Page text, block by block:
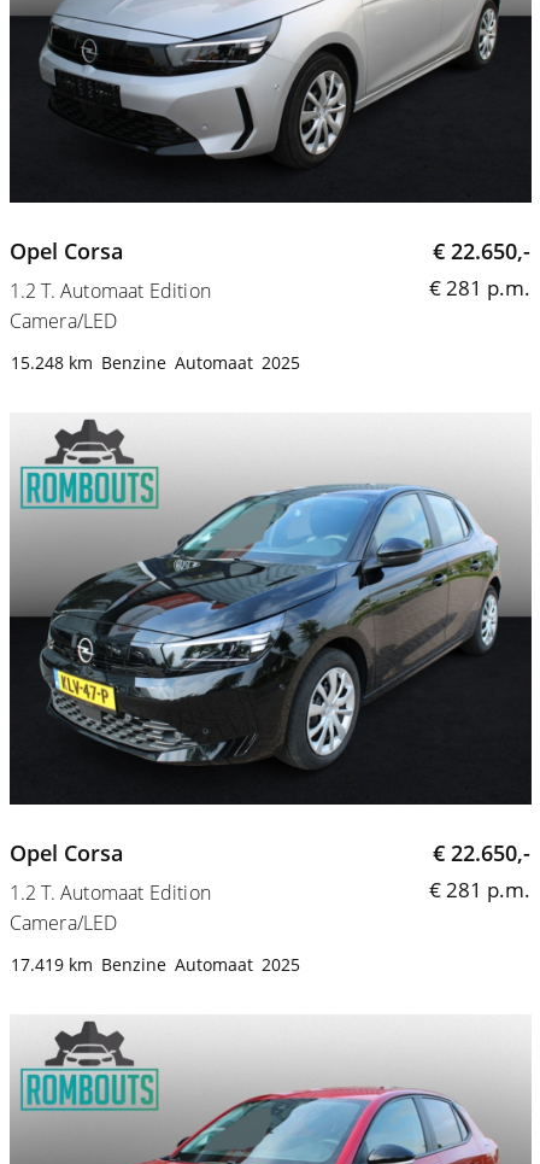
Opel Corsa
1.2 T. Automaat Edition
Camera/LED
€ 22.650,-
€ 281 p.m.
15.248 km Benzine Automaat 2025
Opel Corsa
1.2 T. Automaat Edition
Camera/LED
€ 22.650,-
€ 281 p.m.
17.419 km Benzine Automaat 2025